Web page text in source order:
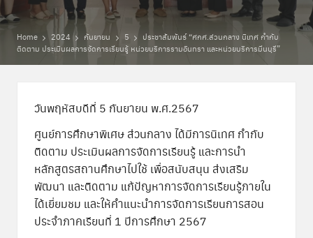
เ
ศ
ษ
Home 2024 กันยายน 5
ประชาสัมพันธ์ “ศกศ.ส่วนกลาง นิเทศ กำกับ
ติดตาม ประเมินผลการจัดการเรียนรู้ หน่วยบริการรามอินทรา และหน่วยบริการมีนบุรี”
วันพฤหัสบดีที่ 5 กันยายน พ.ศ.2567
ศูนย์การศึกษาพิเศษ ส่วนกลาง ได้มีการนิเทศ กำกับ
ติดตาม ประเมินผลการจัดการเรียนรู้ และการนำ
หลักสูตรสถานศึกษาไปใช้ เพื่อสนับสนุน ส่งเสริม
พัฒนา และติดตาม แก้ปัญหาการจัดการเรียนรู้ภายใน
ได้เยี่ยมชม และให้คำแนะนำการจัดการเรียนการสอน
ประจำภาคเรียนที่ 1 ปีการศึกษา 2567